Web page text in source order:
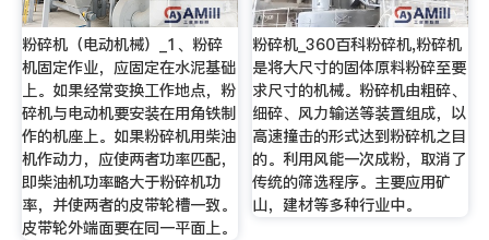
粉碎机（电动机械）_1、粉碎
机固定作业，应固定在水泥基础
上。如果经常变换工作地点，粉
碎机与电动机要安装在用角铁制
作的机座上。如果粉碎机用柴油
机作动力，应使两者功率匹配，
即柴油机功率略大于粉碎机功
率，并使两者的皮带轮槽一致。
皮带轮外端面要在同一平面上。
粉碎机_360百科粉碎机,粉碎机
是将大尺寸的固体原料粉碎至要
求尺寸的机械。粉碎机由粗碎、
细碎、风力输送等装置组成，以
高速撞击的形式达到粉碎机之目
的。利用风能一次成粉，取消了
传统的筛选程序。主要应用矿
山，建材等多种行业中。